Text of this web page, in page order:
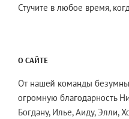
Стучите в любое время,
О САЙТЕ
От нашей команды
огромную благодарность
Богдану, Илье, Аиду, Элли,